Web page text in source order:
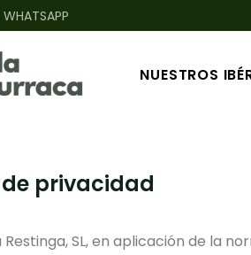
WHATSAPP
NUESTROS
privacidad
Restinga, SL, en aplicación de la